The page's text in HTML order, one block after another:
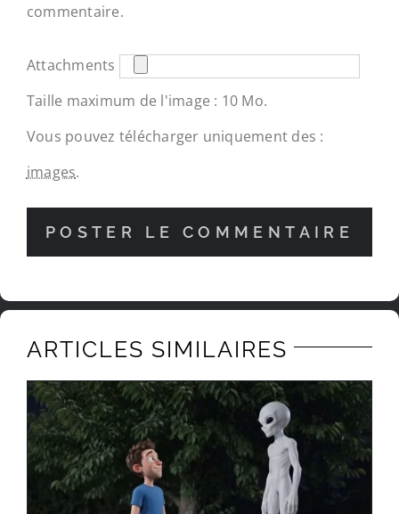
commentaire.
Attachments
Taille maximum de l'image : 10 Mo.
Vous pouvez télécharger uniquement des :
images.
ARTICLES SIMILAIRES